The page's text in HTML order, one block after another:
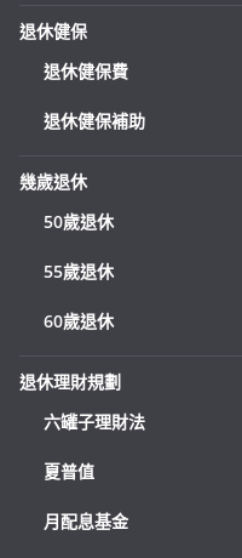
退休健保
退休健保費
退休健保補助
幾歲退休
50歲退休
55歲退休
60歲退休
退休理財規劃
六罐子理財法
夏普值
月配息基金